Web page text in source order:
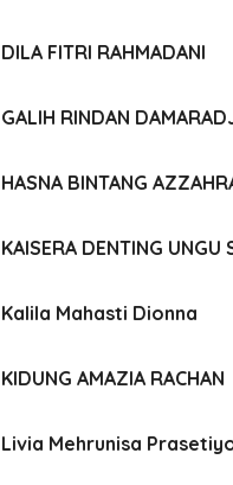
DILA FITRI RAHMADANI
GALIH RINDAN
HASNA BINTANG
KAISERA DENTING UNGU
Kalila Mahasti Dionna
KIDUNG AMAZIA RACHAN
Livia Mehrunisa